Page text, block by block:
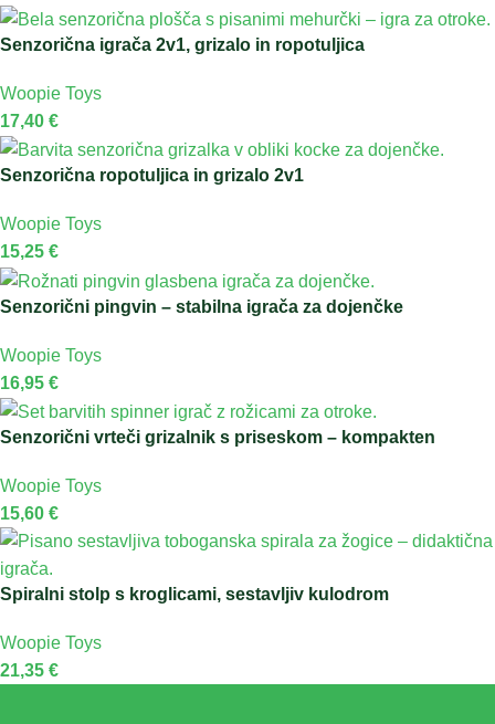
Senzorična igrača 2v1, grizalo in ropotuljica
Woopie Toys
17,40 €
Senzorična ropotuljica in grizalo 2v1
Woopie Toys
15,25 €
Senzorični pingvin – stabilna igrača za dojenčke
Woopie Toys
16,95 €
Senzorični vrteči grizalnik s priseskom – kompakten
Woopie Toys
15,60 €
Spiralni stolp s kroglicami, sestavljiv kulodrom
Woopie Toys
21,35 €